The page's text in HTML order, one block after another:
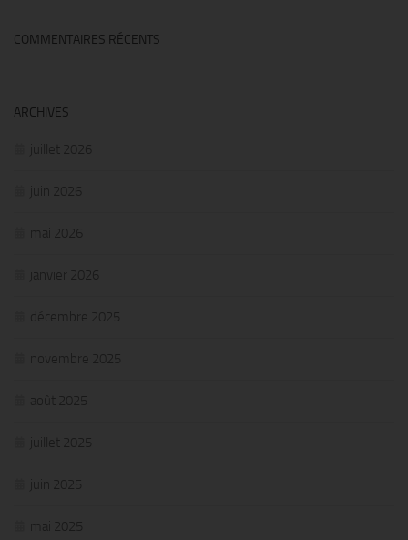
COMMENTAIRES RÉCENTS
ARCHIVES
juillet 2026
juin 2026
mai 2026
janvier 2026
décembre 2025
novembre 2025
août 2025
juillet 2025
juin 2025
mai 2025